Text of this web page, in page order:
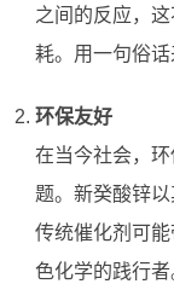
之间的反应，
耗。用一句俗话
环保友好
在当今社会，
题。新癸酸锌
传统催化剂可
色化学的践行者